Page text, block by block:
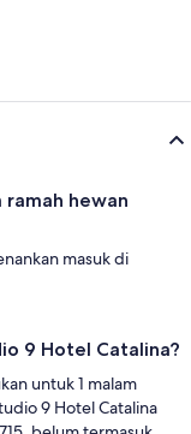
hewan
masuk di
9 Hotel Catalina?
untuk 1 malam
9 Hotel Catalina